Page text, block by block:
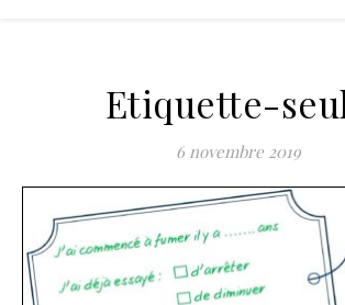
Etiquette-
6 novembre 2019